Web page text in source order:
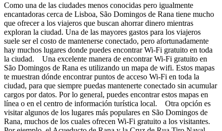
Como una de las ciudades menos conocidas pero igualmente
encantadoras cerca de Lisboa, São Domingos de Rana tiene mucho
que ofrecer a los viajeros que buscan ahorrar dinero mientras
exploran la ciudad. Una de las mayores gastos para los viajeros
suele ser el costo de mantenerse conectado, pero afortunadamente
hay muchos lugares donde puedes encontrar Wi-Fi gratuito en toda
la ciudad. Una excelente manera de encontrar Wi-Fi gratuito en
São Domingos de Rana es utilizando un mapa de wifi. Estos mapas
te muestran dónde encontrar puntos de acceso Wi-Fi en toda la
ciudad, para que siempre puedas mantenerte conectado sin acumular
cargos por datos. Por lo general, puedes encontrar estos mapas en
línea o en el centro de información turística local. Otra opción es
visitar algunos de los lugares más populares en São Domingos de
Rana, muchos de los cuales ofrecen Wi-Fi gratuito a los visitantes.